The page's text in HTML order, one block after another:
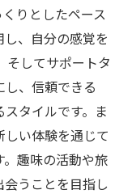
りとしたペース
、自分の感覚を
そしてサポートタ
、信頼できる
タイルです。ま
い体験を通じて
趣味の活動や旅
うことを目指し